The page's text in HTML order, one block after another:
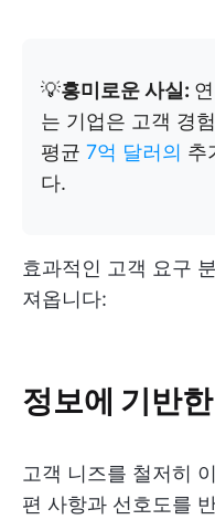
💡흥미로운 사실:
는 기업은 고객 경
평균 7억 달러의 추
다.
효과적인 고객 요구
져옵니다:
정보에 기반
고객 니즈를 철저히
편 사항과 선호도를